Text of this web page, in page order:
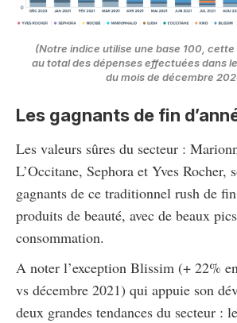
(Notre indice utilise une base 100,
au total des dépenses effectuées dans
du mois de décembre
Les gagnants de fin
Les valeurs sûres du secteur :
L’Occitane, Sephora et Yves Rocher,
gagnants de ce traditionnel rush de
produits de beauté, avec de beaux
consommation.
A noter l’exception Blissim (+ 22%
vs décembre 2021) qui appuie son
deux grandes tendances du secteur :